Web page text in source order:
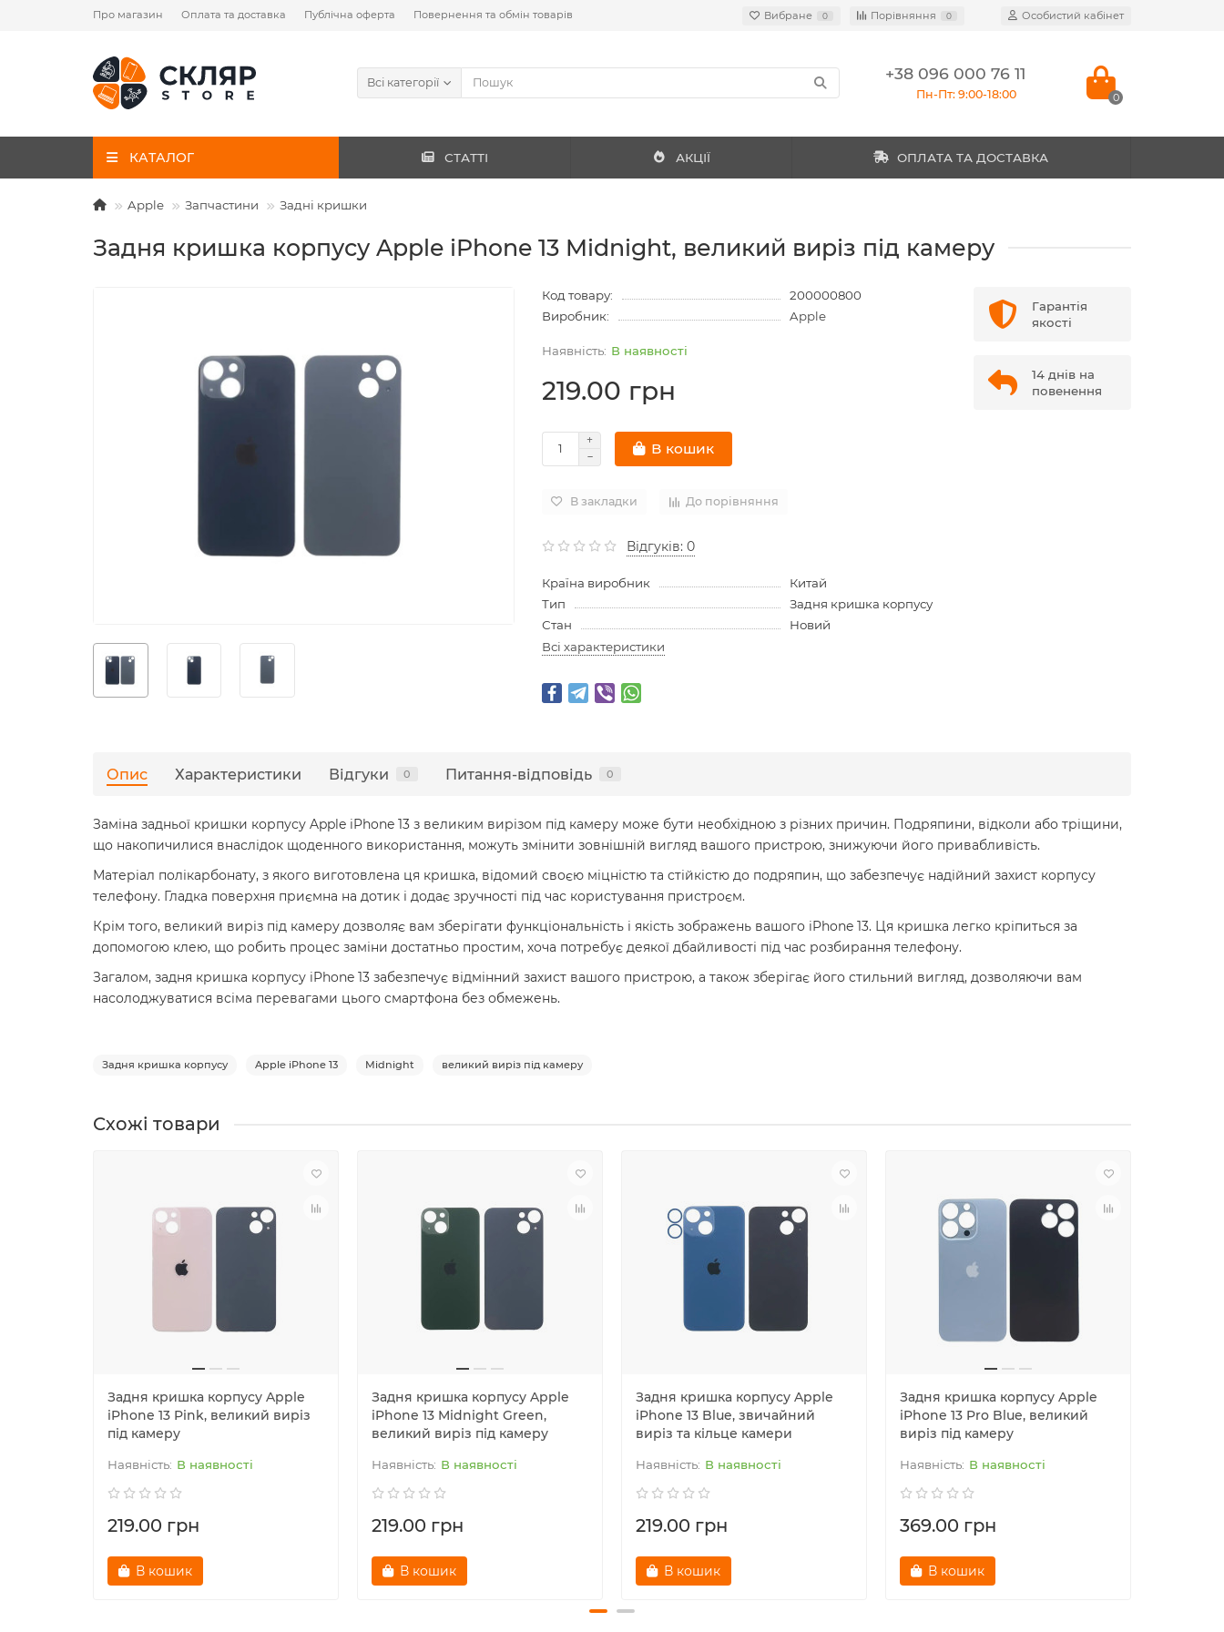
Про магазин Оплата та доставка Публічна оферта Повернення та обмін товарів Вибране 0 Порівняння 0 Особистий кабінет
Всі категорії +38 096 000 76 11
Пн-Пт: 9:00-18:00 0
КАТАЛОГ СТАТТІ АКЦІЇ ОПЛАТА ТА ДОСТАВКА
Apple Запчастини Задні кришки
Задня кришка корпусу Apple iPhone 13 Midnight, великий виріз під камеру
Код товару:
200000800
Виробник:
Apple
В наявності
219.00 грн
В кошик
В закладки До порівняння
Відгуків: 0
Країна виробник
Китай
Тип
Задня кришка корпусу
Стан
Новий
Всі характеристики
Гарантія
якості
14 днів на
повенення
Опис Характеристики Відгуки 0 Питання-відповідь 0
Заміна задньої кришки корпусу Apple iPhone 13 з великим вирізом під камеру може бути необхідною з різних причин. Подряпини, відколи або тріщини,
що накопичилися внаслідок щоденного використання, можуть змінити зовнішній вигляд вашого пристрою, знижуючи його привабливість.
Матеріал полікарбонату, з якого виготовлена ця кришка, відомий своєю міцністю та стійкістю до подряпин, що забезпечує надійний захист корпусу
телефону. Гладка поверхня приємна на дотик і додає зручності під час користування пристроєм.
Крім того, великий виріз під камеру дозволяє вам зберігати функціональність і якість зображень вашого iPhone 13. Ця кришка легко кріпиться за
допомогою клею, що робить процес заміни достатньо простим, хоча потребує деякої дбайливості під час розбирання телефону.
Загалом, задня кришка корпусу iPhone 13 забезпечує відмінний захист вашого пристрою, а також зберігає його стильний вигляд, дозволяючи вам
насолоджуватися всіма перевагами цього смартфона без обмежень.
Задня кришка корпусу Apple iPhone 13 Midnight великий виріз під камеру
Схожі товари
Задня кришка корпусу Apple
iPhone 13 Pink, великий виріз
під камеру
В наявності
219.00 грн
В кошик
Задня кришка корпусу Apple
iPhone 13 Midnight Green,
великий виріз під камеру
В наявності
219.00 грн
В кошик
Задня кришка корпусу Apple
iPhone 13 Blue, звичайний
виріз та кільце камери
В наявності
219.00 грн
В кошик
Задня кришка корпусу Apple
iPhone 13 Pro Blue, великий
виріз під камеру
В наявності
369.00 грн
В кошик